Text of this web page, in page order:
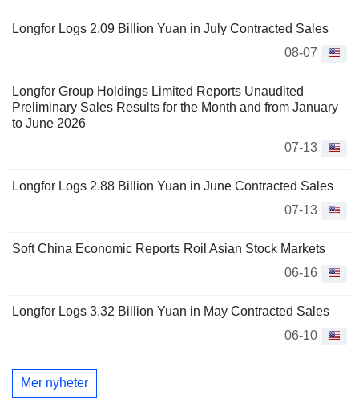
Longfor Logs 2.09 Billion Yuan in July Contracted Sales
08-07
Longfor Group Holdings Limited Reports Unaudited
Preliminary Sales Results for the Month and from January
to June 2026
07-13
Longfor Logs 2.88 Billion Yuan in June Contracted Sales
07-13
Soft China Economic Reports Roil Asian Stock Markets
06-16
Longfor Logs 3.32 Billion Yuan in May Contracted Sales
06-10
Mer nyheter